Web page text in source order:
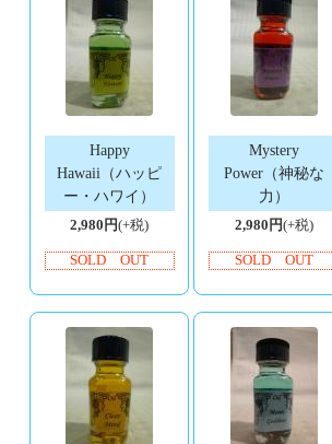
Happy
Hawaii（ハッピ
ー・ハワイ）
2,980円(+税)
SOLD OUT
Mystery
Power（神秘な
力）
2,980円(+税)
SOLD OUT